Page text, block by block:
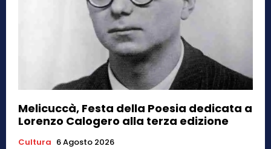
Melicuccà, Festa della Poesia dedicata a
Lorenzo Calogero alla terza edizione
Cultura 6 Agosto 2026